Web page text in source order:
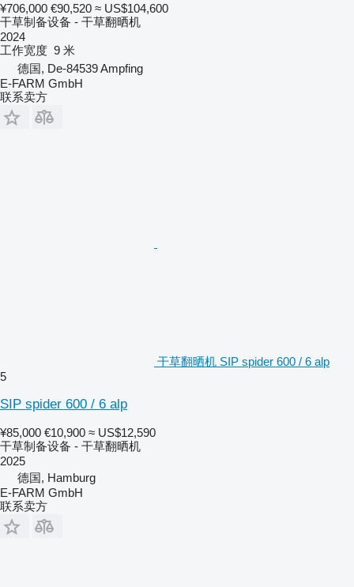
¥706,000 €90,520 ≈ US$104,600
干草制备设备 - 干草翻晒机
2024
工作宽度 9 米
德国, De-84539 Ampfing
E-FARM GmbH
联系卖方
干草翻晒机 SIP spider 600 / 6 alp
5
SIP spider 600 / 6 alp
¥85,000 €10,900 ≈ US$12,590
干草制备设备 - 干草翻晒机
2025
德国, Hamburg
E-FARM GmbH
联系卖方